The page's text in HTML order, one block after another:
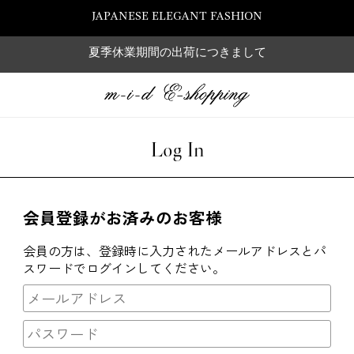
JAPANESE ELEGANT FASHION
夏季休業期間の出荷につきまして
Log In
会員登録がお済みのお客様
会員の方は、登録時に入力されたメールアドレスとパ
スワードでログインしてください。